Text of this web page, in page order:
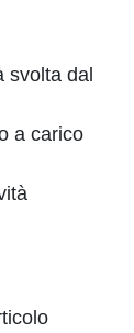
svolta dal
a carico